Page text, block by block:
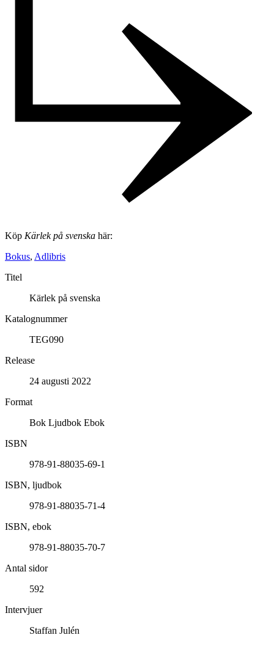
Köp Kärlek på svenska här:
Bokus, Adlibris
Titel
Kärlek på svenska
Katalognummer
TEG090
Release
24 augusti 2022
Format
Bok Ljudbok Ebok
ISBN
978-91-88035-69-1
ISBN, ljudbok
978-91-88035-71-4
ISBN, ebok
978-91-88035-70-7
Antal sidor
592
Intervjuer
Staffan Julén